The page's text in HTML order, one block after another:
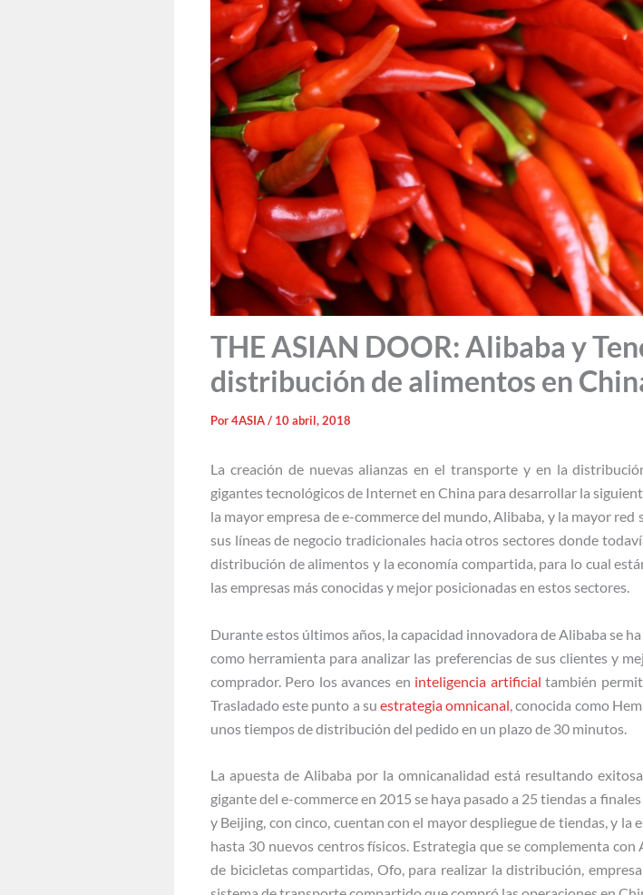
THE ASIAN DOOR: Alibaba y
distribución de alimentos en
Por4ASIA/ 10 abril, 2018
La creación de nuevas alianzas en el transporte y en la
gigantes tecnológicos de Internet en China para desarrollar la
la mayor empresa de e-commerce del mundo, Alibaba, y la mayor
sus líneas de negocio tradicionales hacia otros sectores donde
distribución de alimentos y la economía compartida, para lo cual
las empresas más conocidas y mejor posicionadas en estos sectores.
Durante estos últimos años, la capacidad innovadora de Alibaba se
como herramienta para analizar las preferencias de sus clientes y
comprador. Pero los avances en inteligencia artificial también
Trasladado este punto a su estrategia omnicanal , conocida como
unos tiempos de distribución del pedido en un plazo de 30 minutos.
La apuesta de Alibaba por la omnicanalidad está resultando
gigante del e-commerce en 2015 se haya pasado a 25 tiendas a
y Beijing, con cinco, cuentan con el mayor despliegue de tiendas, y
hasta 30 nuevos centros físicos. Estrategia que se complementa
de bicicletas compartidas, Ofo, para realizar la distribución,